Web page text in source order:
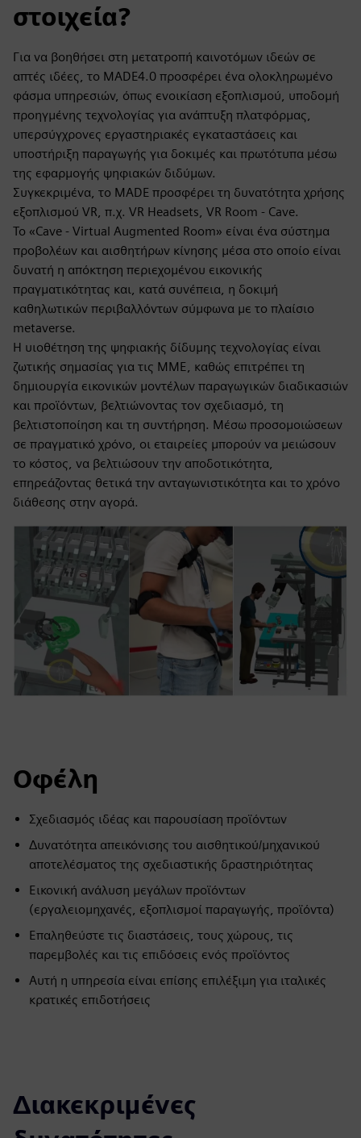
στοιχεία?
Για να βοηθήσει στη μετατροπή καινοτόμων ιδεών σε
απτές ιδέες, το MADE4.0 προσφέρει ένα ολοκληρωμένο
φάσμα υπηρεσιών, όπως ενοικίαση εξοπλισμού, υποδομή
προηγμένης τεχνολογίας για ανάπτυξη πλατφόρμας,
υπερσύγχρονες εργαστηριακές εγκαταστάσεις και
υποστήριξη παραγωγής για δοκιμές και πρωτότυπα μέσω
της εφαρμογής ψηφιακών διδύμων.
Συγκεκριμένα, το MADE προσφέρει τη δυνατότητα χρήσης
εξοπλισμού VR, π.χ. VR Headsets, VR Room - Cave.
Το «Cave - Virtual Augmented Room» είναι ένα σύστημα
προβολέων και αισθητήρων κίνησης μέσα στο οποίο είναι
δυνατή η απόκτηση περιεχομένου εικονικής
πραγματικότητας και, κατά συνέπεια, η δοκιμή
καθηλωτικών περιβαλλόντων σύμφωνα με το πλαίσιο
metaverse.
Η υιοθέτηση της ψηφιακής δίδυμης τεχνολογίας είναι
ζωτικής σημασίας για τις ΜΜΕ, καθώς επιτρέπει τη
δημιουργία εικονικών μοντέλων παραγωγικών διαδικασιών
και προϊόντων, βελτιώνοντας τον σχεδιασμό, τη
βελτιστοποίηση και τη συντήρηση. Μέσω προσομοιώσεων
σε πραγματικό χρόνο, οι εταιρείες μπορούν να μειώσουν
το κόστος, να βελτιώσουν την αποδοτικότητα,
επηρεάζοντας θετικά την ανταγωνιστικότητα και το χρόνο
διάθεσης στην αγορά.
Οφέλη
Σχεδιασμός ιδέας και παρουσίαση προϊόντων
Δυνατότητα απεικόνισης του αισθητικού/μηχανικού
αποτελέσματος της σχεδιαστικής δραστηριότητας
Εικονική ανάλυση μεγάλων προϊόντων
(εργαλειομηχανές, εξοπλισμοί παραγωγής, προϊόντα)
Επαληθεύστε τις διαστάσεις, τους χώρους, τις
παρεμβολές και τις επιδόσεις ενός προϊόντος
Αυτή η υπηρεσία είναι επίσης επιλέξιμη για ιταλικές
κρατικές επιδοτήσεις
Διακεκριμένες